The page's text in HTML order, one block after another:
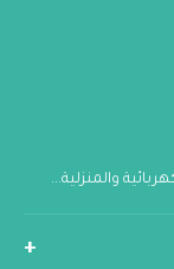
والمنزلية...